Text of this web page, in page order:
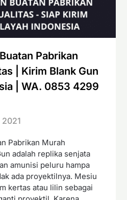
Pabrikan
| Kirim Blank Gun
| WA. 0853 4299
Pabrikan Murah
adalah replika senjata
amunisi peluru hampa
ada proyektilnya. Mesiu
kertas atau lilin sebagai